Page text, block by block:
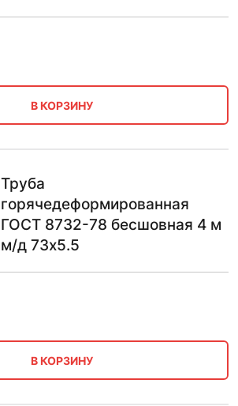
В КОРЗИНУ
Труба
горячедеформированная
ГОСТ 8732-78 бесшовная 4 м
м/д 73х5.5
В КОРЗИНУ